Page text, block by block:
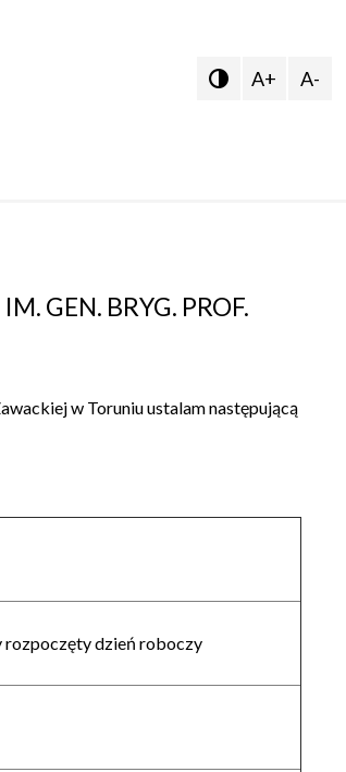
 A+ A-
GEN. BRYG. PROF.
w Toruniu ustalam następującą
rozpoczęty dzień roboczy